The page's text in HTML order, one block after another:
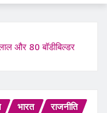
और 80 बॉडीबिल्डर
भारत
राजनीति